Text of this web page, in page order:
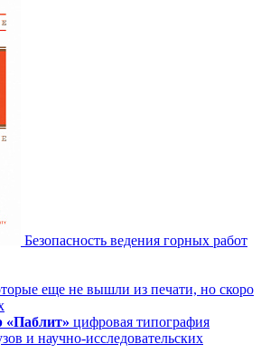
Безопасность ведения горных работ
еще не вышли из печати, но скоро
«Паблит» цифровая типография
и научно-исследовательских